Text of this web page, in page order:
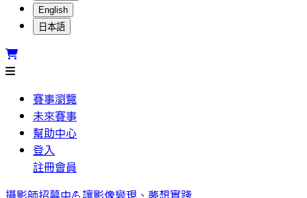
English
日本語
賽事瀏覽
未來賽事
幫助中心
登入
註冊會員